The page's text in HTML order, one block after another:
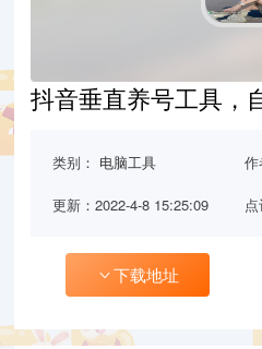
抖音垂直养号工具，
类别： 电脑工具 作
更新：2022-4-8 15:25:09
下载地址